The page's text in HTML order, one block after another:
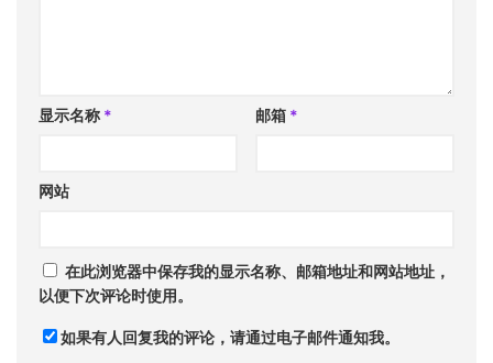
显示名称 * 邮箱 *
网站
在此浏览器中保存我的显示名称、邮箱地址和网站地址，
以便下次评论时使用。
如果有人回复我的评论，请通过电子邮件通知我。